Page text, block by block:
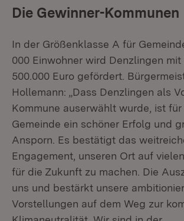
Die Gewinner-Kommunen
In der Größenklasse A für
000 Einwohner wird Denzlingen mit
500.000 Euro gefördert.
Hollemann: „Dass Denzlingen als
Kommune auserwählt wurde, ist für
Gemeinde ein schöner Erfolg und
Ansporn. Es bestätigt das
Engagement, unseren Ort auf
für die Zukunft zu machen. Die
uns und bestärkt unsere
Vorstellungen auf dem Weg zur